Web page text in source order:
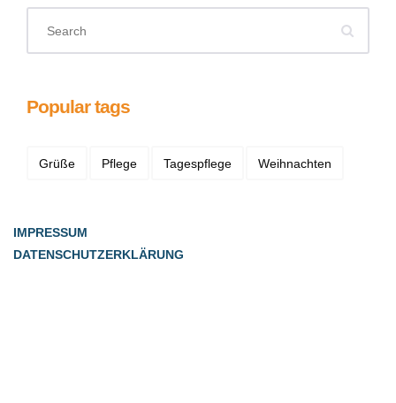
Popular tags
Grüße Pflege Tagespflege Weihnachten
IMPRESSUM
DATENSCHUTZERKLÄRUNG